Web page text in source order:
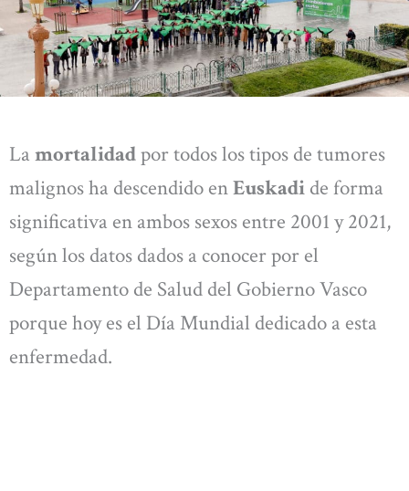
La mortalidadpor todos los tipos de tumores
malignos ha descendido enEuskadi de forma
significativa en ambos sexos entre 2001 y 2021,
según los datos dados a conocer por el
Departamento de Salud del Gobierno Vasco
porque hoy es el Día Mundial dedicado a esta
enfermedad.